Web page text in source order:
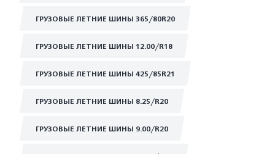
ГРУЗОВЫЕ ЛЕТНИЕ ШИНЫ 365/80R20
ГРУЗОВЫЕ ЛЕТНИЕ ШИНЫ 12.00/R18
ГРУЗОВЫЕ ЛЕТНИЕ ШИНЫ 425/85R21
ГРУЗОВЫЕ ЛЕТНИЕ ШИНЫ 8.25/R20
ГРУЗОВЫЕ ЛЕТНИЕ ШИНЫ 9.00/R20